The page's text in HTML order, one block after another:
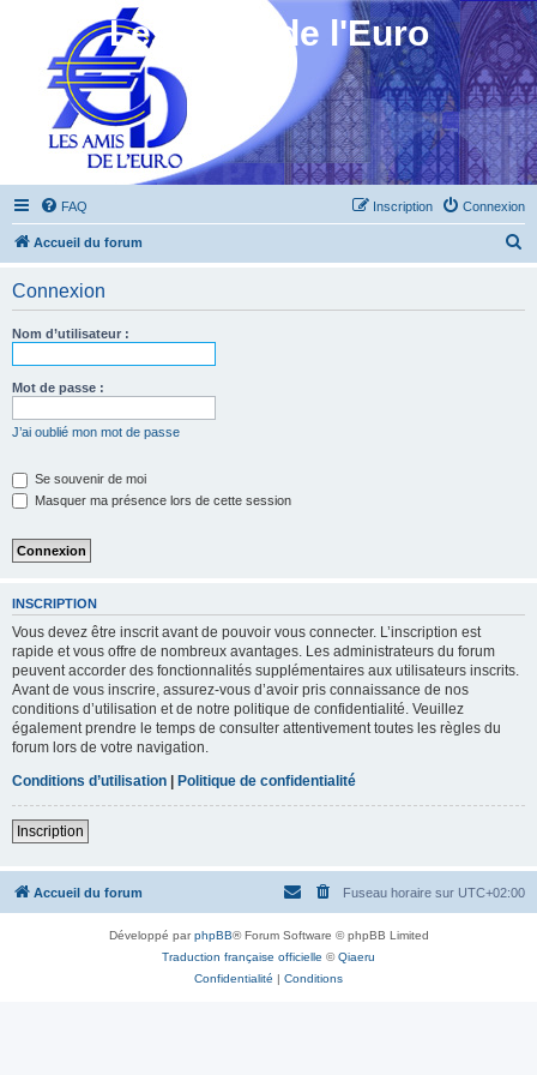
Les Amis de l'Euro
FAQ Connexion
Inscription
Accueil du forum
Connexion
Nom d’utilisateur :
Mot de passe :
J’ai oublié mon mot de passe
Se souvenir de moi
Masquer ma présence lors de cette session
INSCRIPTION
Vous devez être inscrit avant de pouvoir vous connecter. L’inscription est
rapide et vous offre de nombreux avantages. Les administrateurs du forum
peuvent accorder des fonctionnalités supplémentaires aux utilisateurs inscrits.
Avant de vous inscrire, assurez-vous d’avoir pris connaissance de nos
conditions d’utilisation et de notre politique de confidentialité. Veuillez
également prendre le temps de consulter attentivement toutes les règles du
forum lors de votre navigation.
Conditions d’utilisation | Politique de confidentialité
Inscription
Accueil du forum Fuseau horaire sur UTC+02:00
Développé parphpBB® Forum Software © phpBB Limited
Traduction française officielle ©Qiaeru
Confidentialité | Conditions